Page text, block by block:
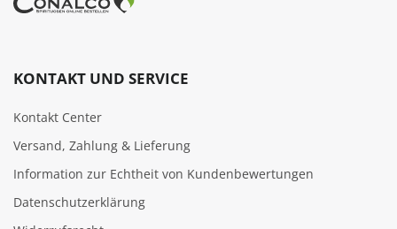
KONTAKT UND SERVICE
Kontakt Center
Versand, Zahlung & Lieferung
Information zur Echtheit von Kundenbewertungen
Datenschutzerklärung